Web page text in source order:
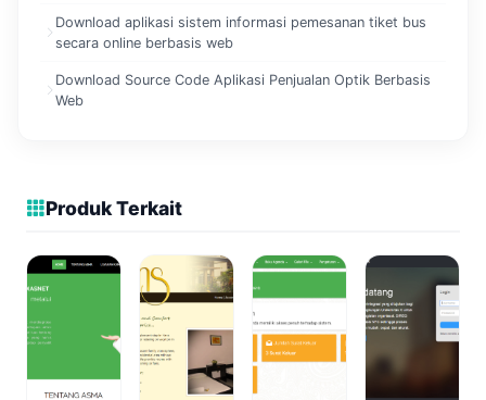
Download aplikasi sistem informasi pemesanan tiket bus
secara online berbasis web
Download Source Code Aplikasi Penjualan Optik Berbasis
Web
Produk Terkait